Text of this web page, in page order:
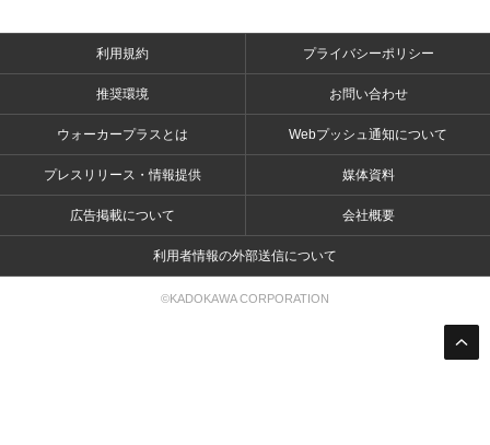
利用規約 プライバシーポリシー
推奨環境 お問い合わせ
ウォーカープラスとは Webプッシュ通知について
プレスリリース・情報提供 媒体資料
広告掲載について 会社概要
利用者情報の外部送信について
©KADOKAWA CORPORATION